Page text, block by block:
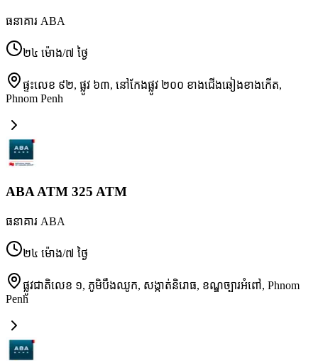
ធនាគារ ABA
២៤ ម៉ោង/៧ ថ្ងៃ
ផ្ទះលេខ ៩២, ផ្លូវ ៦៣, នៅកែងផ្លូវ ២០០ ខាងជើងឆៀងខាងកើត,
Phnom Penh
ABA ATM 325 ATM
ធនាគារ ABA
២៤ ម៉ោង/៧ ថ្ងៃ
ផ្លូវជាតិលេខ ១, ភូមិបឹងឈូក, សង្កាត់និរោធ, ខណ្ឌច្បារអំពៅ, Phnom
Penh